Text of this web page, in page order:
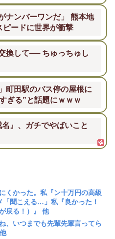
ナンバーワンだ」 熊本地
ピードに世界が衝撃
換して── ちゅっちゅし
町田駅のバス停の屋根に
ぎる”と話題にｗｗｗ
名』、ガチでやばいこと
くかった。私『ン十万円の高級
聞こえる…」私『良かった！
戻る！）』 他
、いつまでも先輩先輩言ってら